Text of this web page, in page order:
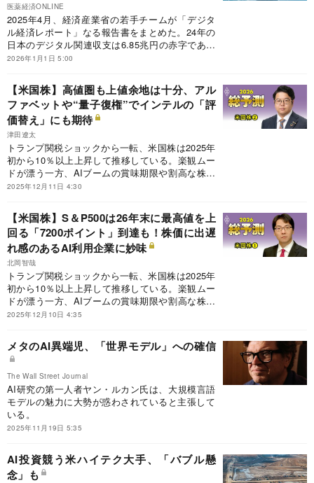
医薬経済ONLINE
2025年4月、経済産業省の若手チームが「デジタ
ル経済レポート」なる報告書をまとめた。24年の
日本のデジタル関連収支は6.85兆円の赤字であっ
たという。日本全体が外資系デジタルサービスに
らへの依存度が最も悲観的なシナリオで進んだ場
合、35年にはデジタル赤字の額は45兆円にまで膨
らむと試算した。
2026年1月1日 5:00
【米国株】高値圏も上値余地は十分、アル
ファベットや“量子復権”でインテルの「評
価替え」にも期待
津田遼太
トランプ関税ショックから一転、米国株は2025年
初から10％以上上昇して推移している。楽観ムー
ドが漂う一方、AIブームの賞味期限や割高な株価
指標など懸念材料も少なくないが、26年はどうな
るのではないか」と分析する大和証券の津田遼太
シニアストラテジストに、強気の理由や米国株の
具体的な投資戦略について聞いた。
2025年12月11日 4:30
【米国株】S＆P500は26年末に最高値を上
回る「7200ポイント」到達も！株価に出遅
れ感のあるAI利用企業に妙味
北岡智哉
トランプ関税ショックから一転、米国株は2025年
初から10％以上上昇して推移している。楽観ムー
ドが漂う一方、AIブームの賞味期限や割高な株価
指標など懸念材料も少なくないが、25年に続き26
ーフ・エクイティ・ストラテジストに26年の米国
株の見通しや投資戦略について聞いた。
2025年12月10日 4:35
メタのAI異端児、「世界モデル」への確信
The Wall Street Journal
AI研究の第一人者ヤン・ルカン氏は、大規模言語
モデルの魅力に大勢が惑わされていると主張して
いる。
2025年11月19日 5:35
AI投資競う米ハイテク大手、「バブル懸
念」も